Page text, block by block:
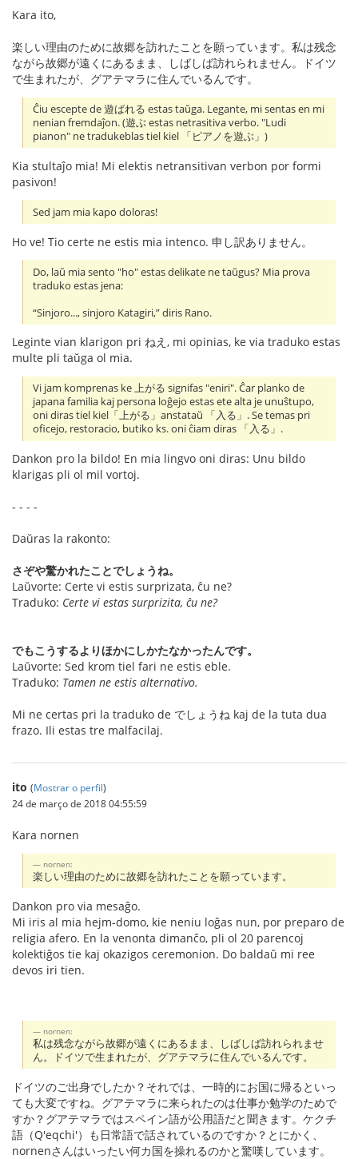
Kara ito,
楽しい理由のために故郷を訪れたことを願っています。私は残念
ながら故郷が遠くにあるまま、しばしば訪れられません。ドイツ
で生まれたが、グアテマラに住んでいるんです。
Ĉiu escepte de 遊ばれる estas taŭga. Legante, mi sentas en mi
nenian fremdaĵon. (遊ぶ estas netrasitiva verbo. "Ludi
pianon" ne tradukeblas tiel kiel 「ピアノを遊ぶ」)
Kia stultaĵo mia! Mi elektis netransitivan verbon por formi
pasivon!
Sed jam mia kapo doloras!
Ho ve! Tio certe ne estis mia intenco. 申し訳ありません。
Do, laŭ mia sento "ho" estas delikate ne taŭgus? Mia prova
traduko estas jena:
“Sinjoro..., sinjoro Katagiri,” diris Rano.
Leginte vian klarigon pri ねえ, mi opinias, ke via traduko estas
multe pli taŭga ol mia.
Vi jam komprenas ke 上がる signifas "eniri". Ĉar planko de
japana familia kaj persona loĝejo estas ete alta je unuŝtupo,
oni diras tiel kiel「上がる」anstataŭ 「入る」. Se temas pri
oficejo, restoracio, butiko ks. oni ĉiam diras 「入る」.
Dankon pro la bildo! En mia lingvo oni diras: Unu bildo
klarigas pli ol mil vortoj.
- - - -
Daŭras la rakonto:
さぞや驚かれたことでしょうね。
Laŭvorte: Certe vi estis surprizata, ĉu ne?
Traduko: Certe vi estas surprizita, ĉu ne?
でもこうするよりほかにしかたなかったんです。
Laŭvorte: Sed krom tiel fari ne estis eble.
Traduko: Tamen ne estis alternativo.
Mi ne certas pri la traduko de でしょうね kaj de la tuta dua
frazo. Ili estas tre malfacilaj.
ito (Mostrar o perfil)
24 de março de 2018 04:55:59
Kara nornen
nornen:
楽しい理由のために故郷を訪れたことを願っています。
Dankon pro via mesaĝo.
Mi iris al mia hejm-domo, kie neniu loĝas nun, por preparo de
religia afero. En la venonta dimanĉo, pli ol 20 parencoj
kolektiĝos tie kaj okazigos ceremonion. Do baldaŭ mi ree
devos iri tien.
nornen:
私は残念ながら故郷が遠くにあるまま、しばしば訪れられませ
ん。ドイツで生まれたが、グアテマラに住んでいるんです。
ドイツのご出身でしたか？それでは、一時的にお国に帰るといっ
ても大変ですね。グアテマラに来られたのは仕事か勉学のためで
すか？グアテマラではスペイン語が公用語だと聞きます。ケクチ
語（Q'eqchi'）も日常語で話されているのですか？とにかく、
nornenさんはいったい何カ国を操れるのかと驚嘆しています。